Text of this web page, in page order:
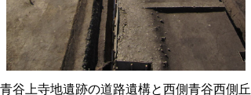
青谷上寺地遺跡の道路遺構と西側青谷西側丘